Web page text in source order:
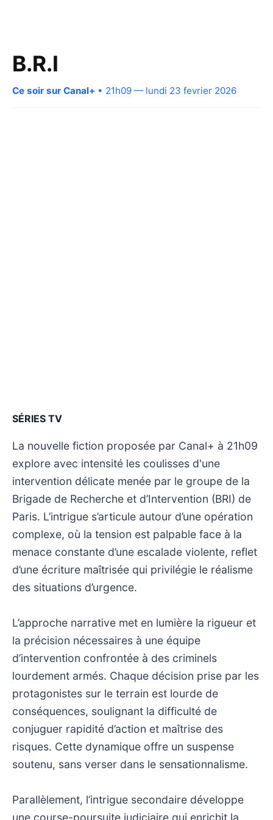
B.R.I
Ce soir sur Canal+ • 21h09 — lundi 23 fevrier 2026
SÉRIES TV
La nouvelle fiction proposée par Canal+ à 21h09
explore avec intensité les coulisses d'une
intervention délicate menée par le groupe de la
Brigade de Recherche et d’Intervention (BRI) de
Paris. L’intrigue s’articule autour d’une opération
complexe, où la tension est palpable face à la
menace constante d’une escalade violente, reflet
d’une écriture maîtrisée qui privilégie le réalisme
des situations d’urgence.
L’approche narrative met en lumière la rigueur et
la précision nécessaires à une équipe
d’intervention confrontée à des criminels
lourdement armés. Chaque décision prise par les
protagonistes sur le terrain est lourde de
conséquences, soulignant la difficulté de
conjuguer rapidité d’action et maîtrise des
risques. Cette dynamique offre un suspense
soutenu, sans verser dans le sensationnalisme.
Parallèlement, l’intrigue secondaire développe
une course-poursuite judiciaire qui enrichit la